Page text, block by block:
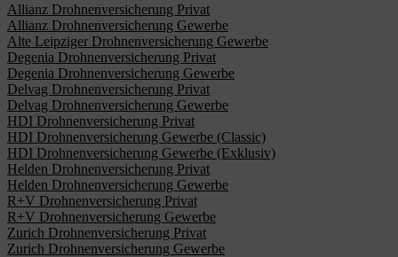
Allianz Drohnenversicherung Privat
Allianz Drohnenversicherung Gewerbe
Alte Leipziger Drohnenversicherung Gewerbe
Degenia Drohnenversicherung Privat
Degenia Drohnenversicherung Gewerbe
Delvag Drohnenversicherung Privat
Delvag Drohnenversicherung Gewerbe
HDI Drohnenversicherung Privat
HDI Drohnenversicherung Gewerbe (Classic)
HDI Drohnenversicherung Gewerbe (Exklusiv)
Helden Drohnenversicherung Privat
Helden Drohnenversicherung Gewerbe
R+V Drohnenversicherung Privat
R+V Drohnenversicherung Gewerbe
Zurich Drohnenversicherung Privat
Zurich Drohnenversicherung Gewerbe